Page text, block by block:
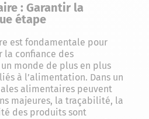
: Garantir la
étape
est fondamentale pour
confiance des
monde de plus en plus
à l’alimentation. Dans un
alimentaires peuvent
majeures, la traçabilité, la
des produits sont